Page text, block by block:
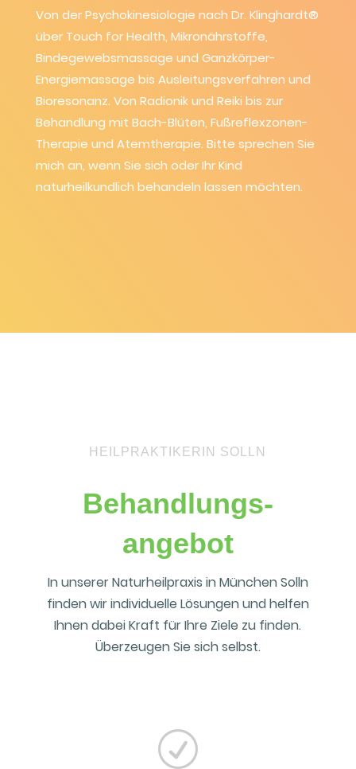
Von der Psychokinesiologie nach Dr. Klinghardt®
über Touch for Health, Mikronährstoffe,
Bindegewebsmassage und Ganzkörper-
Energiemassage bis Ausleitungsverfahren und
Bioresonanz. Von Radionik und Reiki bis zur
Behandlung mit Bach-Blüten, Fußreflexzonen-
Therapie und Atemtherapie. Bitte sprechen Sie
mich an, wenn Sie sich oder Ihr Kind
naturheilkundlich behandeln lassen möchten.
HEILPRAKTIKERIN SOLLN
Behandlungs­­
angebot
In unserer Naturheilpraxis in München Solln
finden wir individuelle Lösungen und helfen
Ihnen dabei Kraft für Ihre Ziele zu finden.
Überzeugen Sie sich selbst.
R